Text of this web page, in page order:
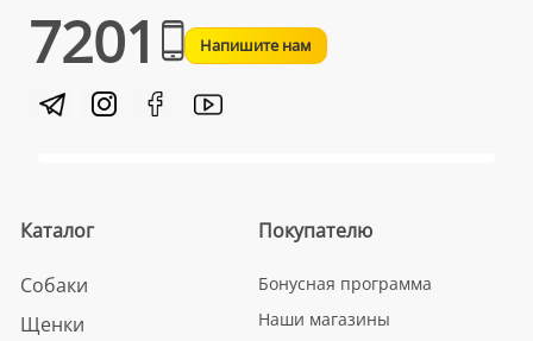
7201 Напишите нам
Каталог
Собаки
Щенки
Покупателю
Бонусная программа
Наши магазины